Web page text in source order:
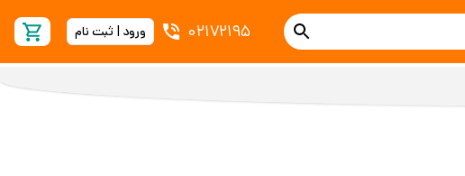
02172195 ورود | ثبت نام